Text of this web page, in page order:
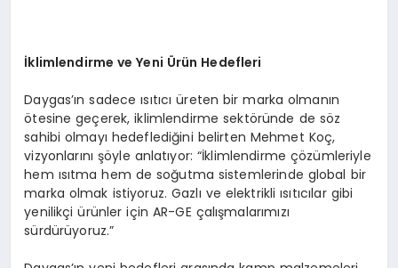
İklimlendirme ve Yeni Ürün Hedefleri
Daygas’ın sadece ısıtıcı üreten bir marka olmanın
ötesine geçerek, iklimlendirme sektöründe de söz
sahibi olmayı hedeflediğini belirten Mehmet Koç,
vizyonlarını şöyle anlatıyor: “İklimlendirme çözümleriyle
hem ısıtma hem de soğutma sistemlerinde global bir
marka olmak istiyoruz. Gazlı ve elektrikli ısıtıcılar gibi
yenilikçi ürünler için AR-GE çalışmalarımızı
sürdürüyoruz.”